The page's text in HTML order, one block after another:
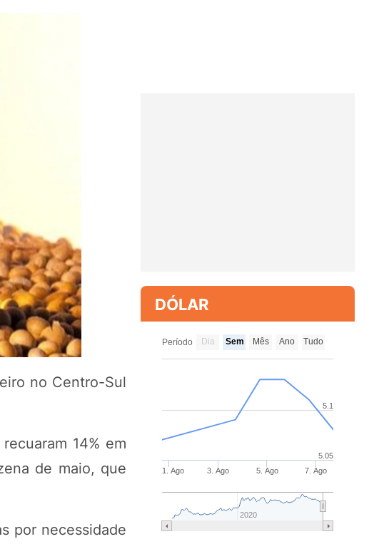
no Centro-Sul
14% em
de maio, que
por necessidade
DÓLAR
Período Dia Sem Mês Ano Tudo
1. Ago 3. Ago 5. Ago 7. Ago
2020
5.05
5.1